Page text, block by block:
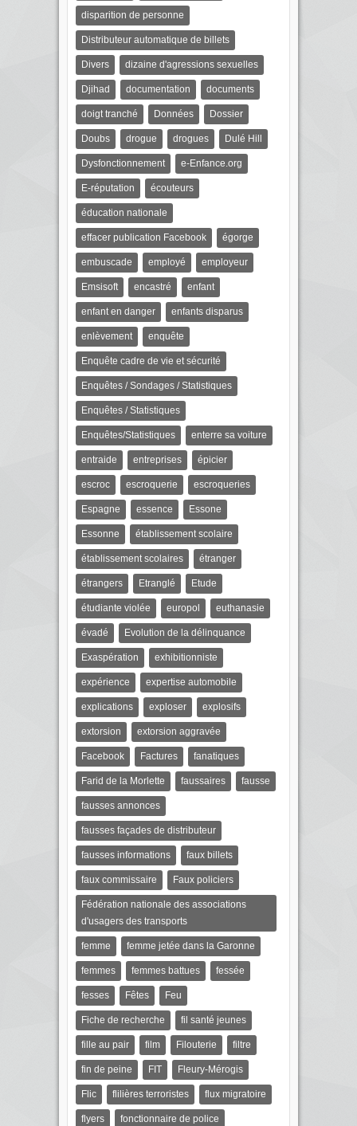
disparition de personne
Distributeur automatique de billets
Divers dizaine d'agressions sexuelles
Djihad documentation documents
doigt tranché Données Dossier
Doubs drogue drogues Dulé Hill
Dysfonctionnement e-Enfance.org
E-réputation écouteurs
éducation nationale
effacer publication Facebook égorge
embuscade employé employeur
Emsisoft encastré enfant
enfant en danger enfants disparus
enlèvement enquête
Enquête cadre de vie et sécurité
Enquêtes / Sondages / Statistiques
Enquêtes / Statistiques
Enquêtes/Statistiques enterre sa voiture
entraide entreprises épicier
escroc escroquerie escroqueries
Espagne essence Essone
Essonne établissement scolaire
établissement scolaires étranger
étrangers Etranglé Etude
étudiante violée europol euthanasie
évadé Evolution de la délinquance
Exaspération exhibitionniste
expérience expertise automobile
explications exploser explosifs
extorsion extorsion aggravée
Facebook Factures fanatiques
Farid de la Morlette faussaires fausse
fausses annonces
fausses façades de distributeur
fausses informations faux billets
faux commissaire Faux policiers
Fédération nationale des associations
d'usagers des transports
femme femme jetée dans la Garonne
femmes femmes battues fessée
fesses Fêtes Feu
Fiche de recherche fil santé jeunes
fille au pair film Filouterie filtre
fin de peine FIT Fleury-Mérogis
Flic flilières terroristes flux migratoire
flyers fonctionnaire de police